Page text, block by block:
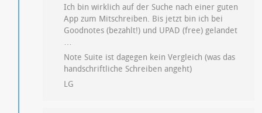
Ich bin wirklich auf der Suche nach einer guten
App zum Mitschreiben. Bis jetzt bin ich bei
Goodnotes (bezahlt!) und UPAD (free) gelandet
…
Note Suite ist dagegen kein Vergleich (was das
handschriftliche Schreiben angeht)
LG